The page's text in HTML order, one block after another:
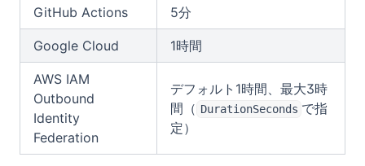
GitHub Actions 5分
Google Cloud 1時間
AWS IAM
Outbound
Identity
Federation
デフォルト1時間、最大3時
間（ DurationSeconds で指
定）